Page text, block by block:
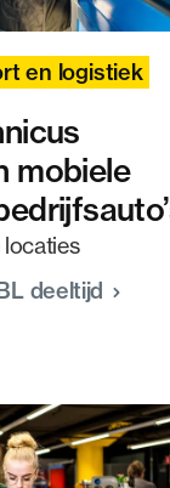
mobiele
en logistiek
deeltijd